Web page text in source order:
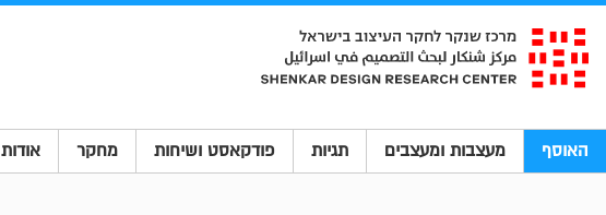
האוסף מעצבות ומעצבים תגיות פודקאסט ושיחות מחקר אודות